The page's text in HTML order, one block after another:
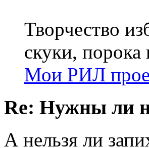
Творчество
скуки,
Мои РИЛ
Re: Нужны ли
А нельзя ли